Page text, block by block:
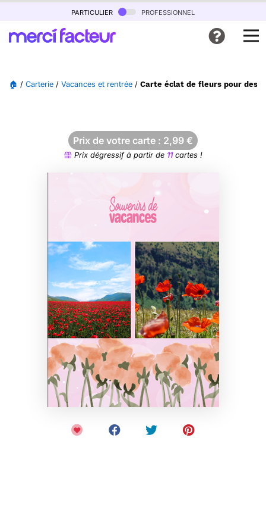
particulier professionnel
🏠 / Carterie / Vacances et rentrée / Carte éclat de fleurs pour des
Prix de votre carte : 2,99 €
Prix dégressif à partir de 11cartes !